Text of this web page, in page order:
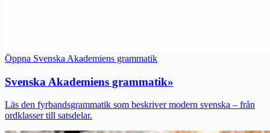
Öppna Svenska Akademiens grammatik
Svenska Akademiens grammatik»
Läs den fyrbandsgrammatik som beskriver modern svenska – från
ordklasser till satsdelar.